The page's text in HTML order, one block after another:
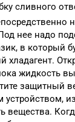
сливного
нее надо
в который
хладагент.
жидкость
защитный
устройством,
вещества.